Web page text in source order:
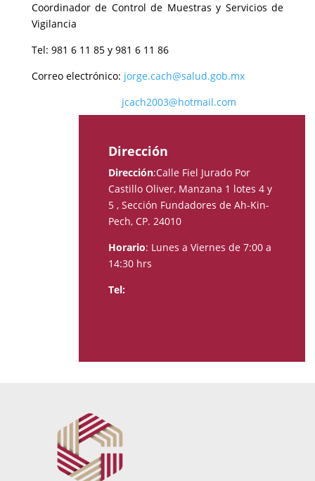
Coordinador de Control de Muestras y Servicios de
Vigilancia
Tel: 981 6 11 85 y 981 6 11 86
Correo electrónico: jorge.cach@salud.gob.mx
jcach2003@hotmail.com
Dirección
Dirección:Calle Fiel Jurado Por
Castillo Oliver, Manzana 1 lotes 4 y
5 , Sección Fundadores de Ah-Kin-
Pech, CP. 24010
Horario: Lunes a Viernes de 7:00 a
14:30 hrs
Tel: